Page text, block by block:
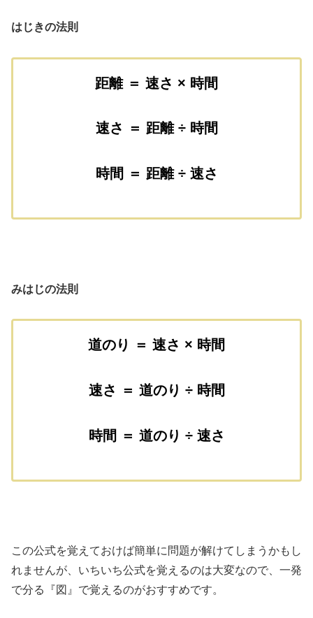
はじきの法則
距離 ＝ 速さ × 時間
速さ ＝ 距離 ÷ 時間
時間 ＝ 距離 ÷ 速さ
みはじの法則
道のり ＝ 速さ × 時間
速さ ＝ 道のり ÷ 時間
時間 ＝ 道のり ÷ 速さ
この公式を覚えておけば簡単に問題が解けてしまうかもし
れませんが、いちいち公式を覚えるのは大変なので、一発
で分る『図』で覚えるのがおすすめです。